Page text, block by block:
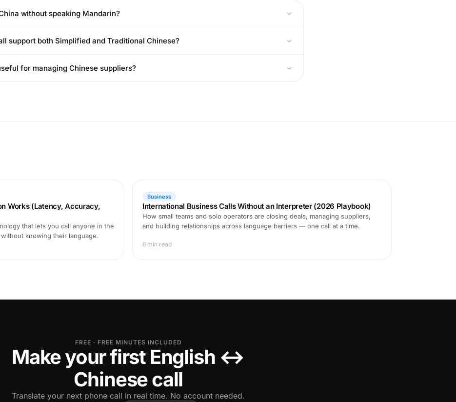
without speaking Mandarin?
support both Simplified and Traditional Chinese?
for managing Chinese suppliers?
Works (Latency, Accuracy,
that lets you call anyone in the
knowing their language.
Business
International Business Calls Without an Interpreter (2026 Playbook)
How small teams and solo operators are closing deals, managing suppliers,
and building relationships across language barriers — one call at a time.
6 min read
FREE · FREE MINUTES INCLUDED
Make your first English ↔
Chinese call
Translate your next phone call in real time. No account needed.